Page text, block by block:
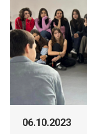
06.10.2023